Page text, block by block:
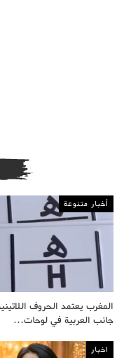
أخبار متنوعة
المغرب يعتمد الحروف
جانب العربية في لوحات…
اخبار